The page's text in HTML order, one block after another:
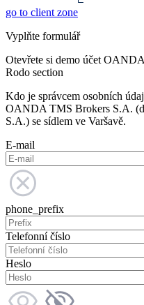
go to client zone
Vyplňte formulář
Otevřete si demo účet
Rodo section
Kdo je správcem osobních
OANDA TMS Brokers S.A.
S.A.) se sídlem ve Varšavě.
E-mail
phone_prefix
Telefonní číslo
Heslo